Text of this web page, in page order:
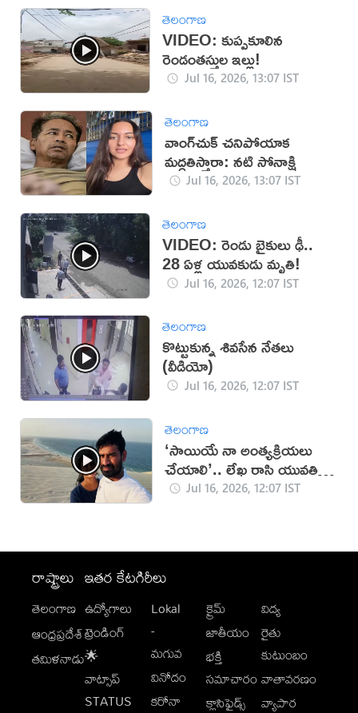
తెలంగాణ
VIDEO: కుప్పకూలిన
రెండంతస్తుల ఇల్లు!
Jul 16, 2026, 13:07 IST
తెలంగాణ
వాంగ్‌చుక్ చనిపోయాక
మద్దతిస్తారా: నటి సోనాక్షి
Jul 16, 2026, 13:07 IST
తెలంగాణ
VIDEO: రెండు బైకులు ఢీ..
28 ఏళ్ల యువకుడు మృతి!
Jul 16, 2026, 12:07 IST
తెలంగాణ
కొట్టుకున్న శివసేన నేతలు
(వీడియో)
Jul 16, 2026, 12:07 IST
తెలంగాణ
‘సాయియే నా అంత్యక్రియలు
చేయాలి’.. లేఖ రాసి యువతి
ఆత్మహత్య
Jul 16, 2026, 12:07 IST
రాష్ట్రాలు
తెలంగాణ
ఆంధ్రప్రదేశ్
తమిళనాడు
ఇతర కేటగిరీలు
ఉద్యోగాలు
ట్రెండింగ్
🌟
వాట్సాప్
STATUS
Lokal
-
మగువ
వినోదం
కరోనా
క్రైమ్
జాతీయం
భక్తి
సమాచారం
క్లాసిఫైడ్స్
విద్య
రైతు
కుటుంబం
వాతావరణం
వ్యాపార